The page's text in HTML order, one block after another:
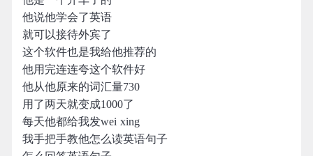
他说他学会了英语
就可以接待外宾了
这个软件也是我给他推荐的
他用完连连夸这个软件好
他从他原来的词汇量730
用了两天就变成1000了
每天他都给我发wei xing
我手把手教他怎么读英语句子